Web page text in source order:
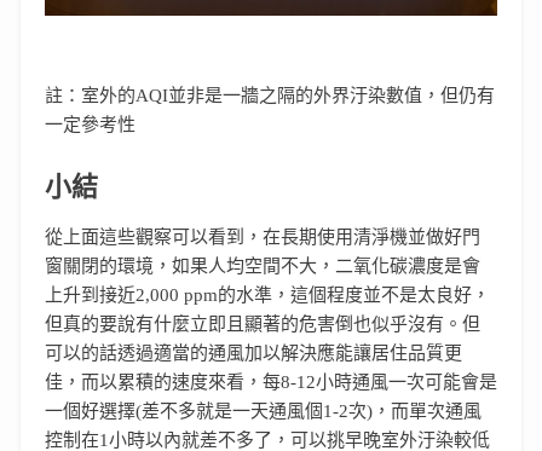
註：室外的AQI並非是一牆之隔的外界汙染數值，但仍有
一定參考性
小結
從上面這些觀察可以看到，在長期使用清淨機並做好門
窗關閉的環境，如果人均空間不大，二氧化碳濃度是會
上升到接近2,000 ppm的水準，這個程度並不是太良好，
但真的要說有什麼立即且顯著的危害倒也似乎沒有。但
可以的話透過適當的通風加以解決應能讓居住品質更
佳，而以累積的速度來看，每8-12小時通風一次可能會是
一個好選擇(差不多就是一天通風個1-2次)，而單次通風
控制在1小時以內就差不多了，可以挑早晚室外汙染較低